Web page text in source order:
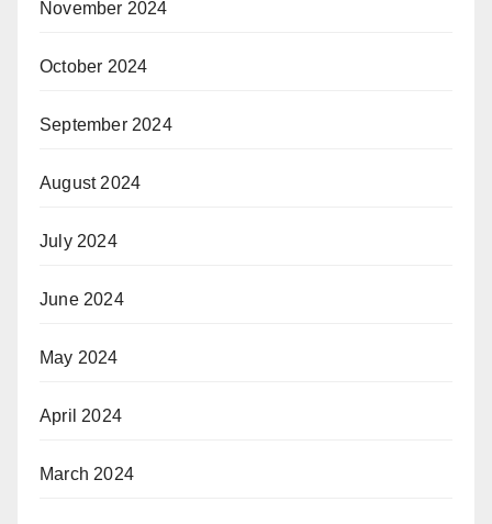
November 2024
October 2024
September 2024
August 2024
July 2024
June 2024
May 2024
April 2024
March 2024